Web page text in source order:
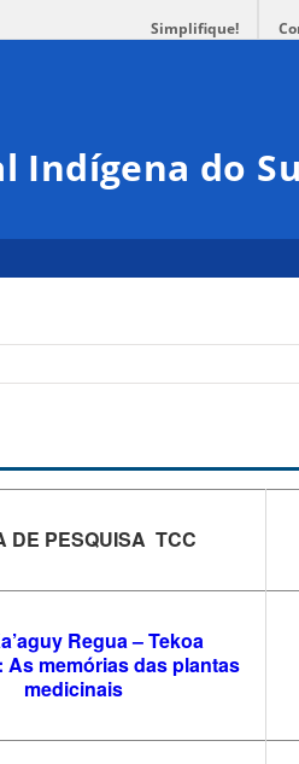
Simplifique!
do
DE PESQUISA TCC
Regua – Tekoa
As memórias das plantas
medicinais